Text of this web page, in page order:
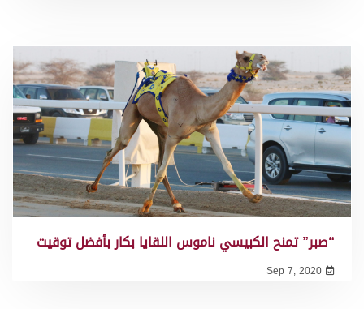
“صبر” تمنح الكبيسي ناموس اللقايا بكار بأفضل توقيت
Sep 7, 2020